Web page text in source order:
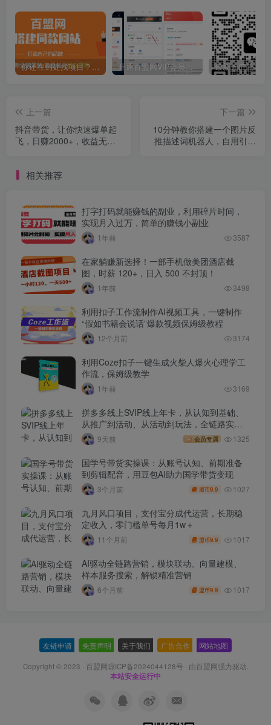
你还在到处找项目？还在当韭菜？我靠卖项目一个月收入5万+，曾经我也是个失败者。 开通百盟网VIP会员，尊享全站资源免费下载，享70%的推广提成！！【限时五折优惠】
上一篇
抖音带货，让你快速爆单起
飞，日赚2000+，收益无上
下一篇
10分钟教你搭建一个图片反
推描述词机器人，自用引流
相关推荐
打字打码就能赚钱的副业，利用碎片时间，
实现月入过万，简单的赚钱小副业
1年前 3587
在家躺赚新选择！一部手机做美团酒店截
图，时薪 120+，日入 500 不封顶！
1年前 3498
利用扣子工作流制作AI视频工具，一键制作
“假如书籍会说话”爆款视频保姆级教程
12个月前 3174
利用Coze扣子一键生成火柴人爆火心理学工
作流，保姆级教学
1年前 3169
拼多多线上SVIP线上年卡，从认知到基础、
从推广到活动、从活动到玩法，全链路实战
(260730)
9天前 会员专属 1325
国学号带货实操课：从账号认知、前期准备
到剪辑配音，用豆包AI助力国学带货变现
3个月前 盟币9.9 1027
九月风口项目，支付宝分成代运营，长期稳
定收入，零门槛单号每月1w＋
11个月前 盟币9.9 1017
AI驱动全链路营销，模块联动、向量建模、
样本服务搜索，解锁精准营销
6个月前 盟币9.9 1017
友链申请 免责声明 关于我们 广告合作 网站地图
Copyright © 2023 · 百盟网琼ICP备2024044128号 · 由百盟网强力驱动.
本站安全运行中